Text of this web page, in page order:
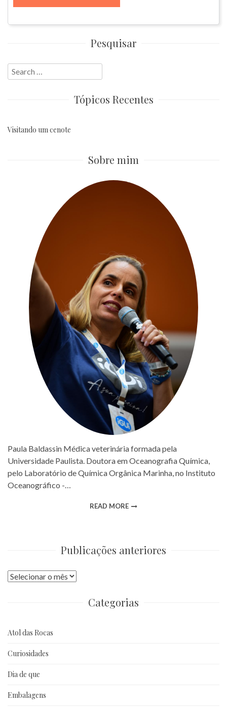
Pesquisar
Search
for:
Tópicos Recentes
Visitando um cenote
Sobre mim
Paula Baldassin Médica veterinária formada pela
Universidade Paulista. Doutora em Oceanografia Química,
pelo Laboratório de Química Orgânica Marinha, no Instituto
Oceanográfico -…
READ MORE
Publicações anteriores
Publicações
Categorias
Atol das Rocas
Curiosidades
Dia de que
Embalagens